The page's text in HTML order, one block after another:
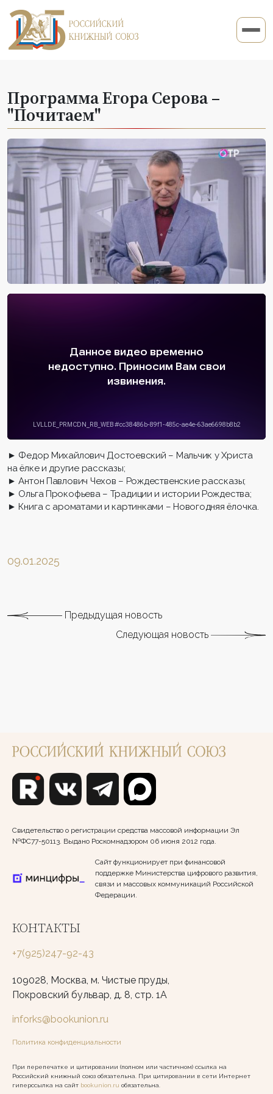
Программа Егора Серова –
"Почитаем"
► Федор Михайлович Достоевский – Мальчик у Христа
на ёлке и другие рассказы;
► Антон Павлович Чехов – Рождественские рассказы;
► Ольга Прокофьева – Традиции и истории Рождества;
► Книга с ароматами и картинками – Новогодняя ёлочка.
09.01.2025
Предыдущая новость
Следующая новость
Свидетельство о регистрации средства массовой информации Эл
№ФС77-50113. Выдано Роскомнадзором 06 июня 2012 года.
Сайт функционирует при финансовой
поддержке Министерства цифрового развития,
связи и массовых коммуникаций Российской
Федерации.
КОНТАКТЫ
+7(925)247-92-43
109028, Москва, м. Чистые пруды,
Покровский бульвар, д. 8, стр. 1А
inforks@bookunion.ru
Политика конфиденциальности
При перепечатке и цитировании (полном или частичном) ссылка на
Российский книжный союз обязательна. При цитировании в сети Интернет
гиперссылка на сайт bookunion.ru обязательна.